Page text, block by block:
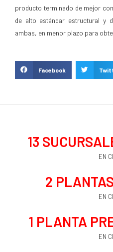
producto terminado de mejor
de alto estándar estructural y
ambas, en menor plazo para
Facebook
EN
13
EN
2
EN
1 PLANTA